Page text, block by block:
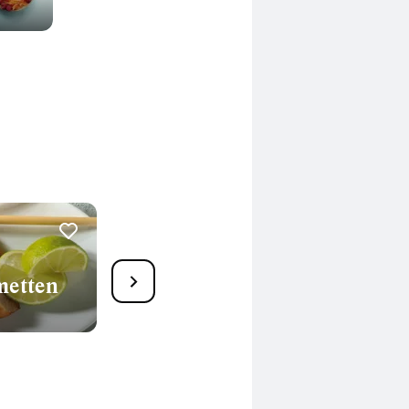
26
Kalte Entenbrust mit
Balsamico-Vinaigrette